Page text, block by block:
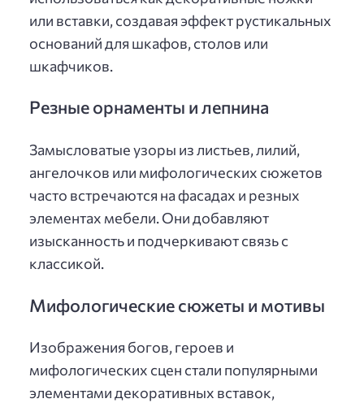
или вставки, создавая эффект рустикальных
оснований для шкафов, столов или
шкафчиков.
Резные орнаменты и лепнина
Замысловатые узоры из листьев, лилий,
ангелочков или мифологических сюжетов
часто встречаются на фасадах и резных
элементах мебели. Они добавляют
изысканность и подчеркивают связь с
классикой.
Мифологические сюжеты и мотивы
Изображения богов, героев и
мифологических сцен стали популярными
элементами декоративных вставок,